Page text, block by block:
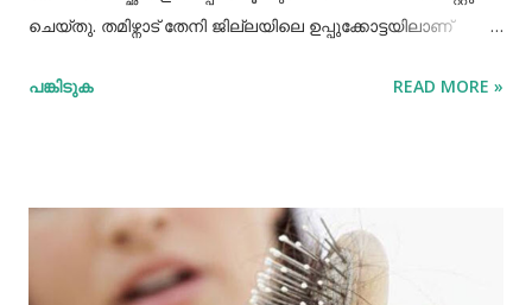
ചെയ്തു. തമിഴ്നാട് തേനി ജില്ലയിലെ ഉപ്പുക്കോട്ടയിലാണ്
സ്വദേശികളായ ദമ്ബതികളുമാണ് അറസ്റ്റിലായത്. തേനി
സമയവും മദ്യലഹരിയിലും. തന്‍റെ കുഞ്ഞിനെ ഒരു ലക്ഷം
രൂപക്ക് വില്‍പ്പന നടത്തിയതായി അച്ഛൻ
മദ്യലഹരിയിലിരിക്കെ സമീപവാസികളിലൊരാളോട് പറഞ്ഞു.
പങ്കിടുക READ MORE »